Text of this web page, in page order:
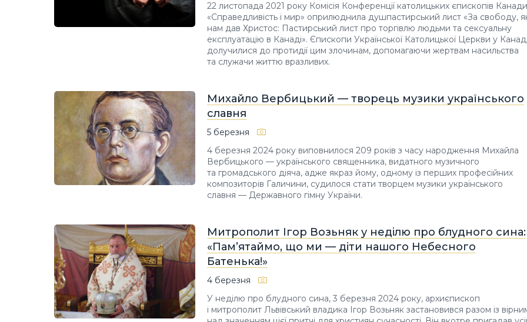
22 листопада 2021 року Комісія Конференції католицьких єпископів Канади
«Справедливість і мир» оприлюднила душпастирський лист «За свободу,
нам дав Христос: Пастирський лист про торгівлю людьми та сексуальну
експлуатацію в Канаді». Єпископи Української Католицької Церкви у
долучилися до протидії цим злочинам, допомагаючи жертвам насильства
та служачи життю вразливих.
Михайло Вербицький — творець музики українського
славня
5 березня
4 березня 2024 року виповнилося 209 років з часу народження Михайла
Вербицького — українського священника, видатного музичного
та громадського діяча, адже якраз йому, одному із перших професійних
композиторів Галичини, судилося стати творцем музики українського
славня — Державного гімну України.
Митрополит Ігор Возьняк у неділю про блудного сина:
«Пам’ятаймо, що ми — діти нашого Небесного
Батенька!»
4 березня
У неділю про блудного сина, 3 березня 2024 року, архиєпископ
і митрополит Львівський владика Ігор Возьняк застановився разом із